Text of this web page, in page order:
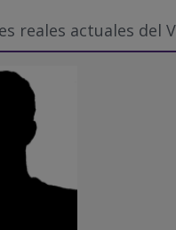
reales actuales del